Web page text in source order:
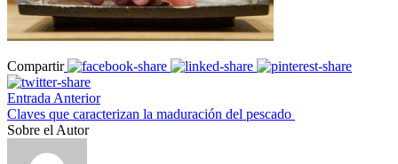
Compartir
Entrada Anterior
Claves que caracterizan la maduración del pescado
Sobre el Autor